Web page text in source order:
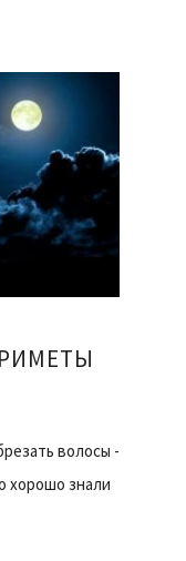
волосы -
хорошо знали